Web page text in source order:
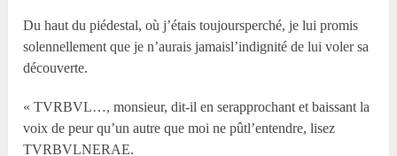
Du haut du piédestal, où j’étais toujoursperché, je lui promis
solennellement que je n’aurais jamaisl’indignité de lui voler sa
découverte.
« TVRBVL…, monsieur, dit-il en serapprochant et baissant la
voix de peur qu’un autre que moi ne pûtl’entendre, lisez
TVRBVLNERAE.